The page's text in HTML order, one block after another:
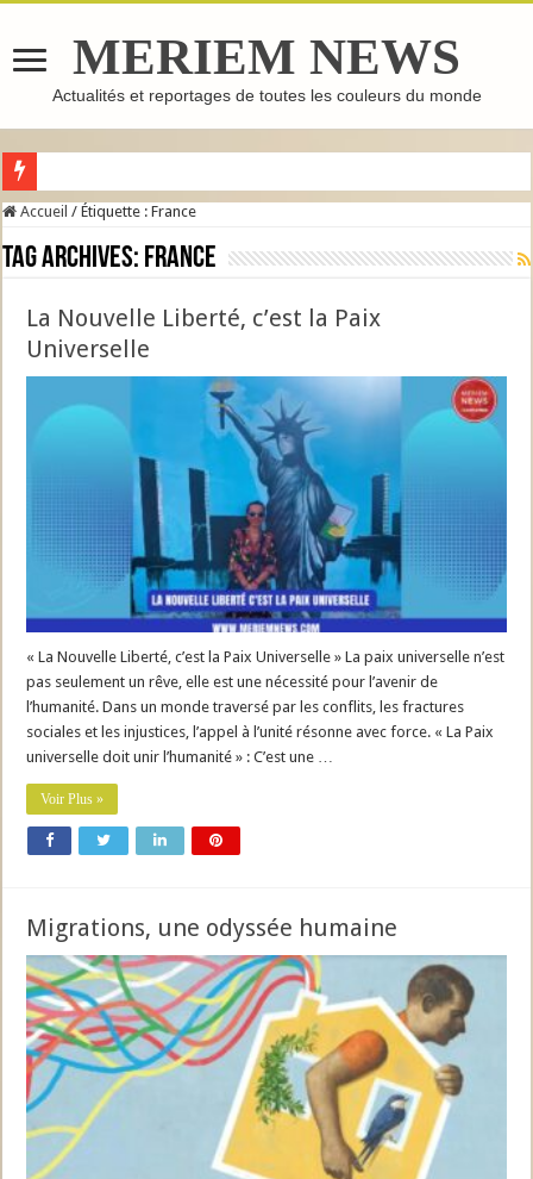
MERIEM NEWS
Actualités et reportages de toutes les couleurs du monde
GHASSOUL : L’ARGILE MAROCAINE QUI FAIT LE TOUR DU MONDE
Accueil / Étiquette :France
Tag Archives: France
La Nouvelle Liberté, c’est la Paix
Universelle
« La Nouvelle Liberté, c’est la Paix Universelle » La paix universelle n’est
pas seulement un rêve, elle est une nécessité pour l’avenir de
l’humanité. Dans un monde traversé par les conflits, les fractures
sociales et les injustices, l’appel à l’unité résonne avec force. « La Paix
universelle doit unir l’humanité » : C’est une …
Voir Plus »
Migrations, une odyssée humaine